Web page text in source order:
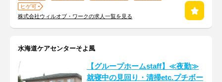
ヒゲ可
株式会社ウィルオブ・ワークの求人一覧を見る
水海道ケアセンターそよ風
【グループホームstaff】≪夜勤≫
就寝中の見回り・清掃etc.プチボー